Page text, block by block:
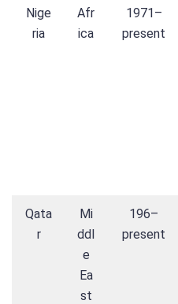
Nige
ria
Afr
ica
1971–
present
Qata
r
Mi
ddl
e
Ea
st
196–
present